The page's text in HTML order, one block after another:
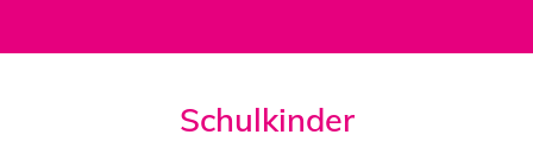
Schulkinder